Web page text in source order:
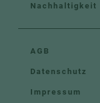
Nachhaltigkeit
AGB
Datenschutz
Impressum